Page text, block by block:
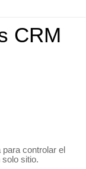
CRM
controlar el
sitio.